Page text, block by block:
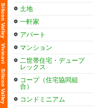
土地
一軒家
アパート
マンション
二世帯住宅・デュープ
レックス
コープ（住宅協同組
合）
コンドミニアム